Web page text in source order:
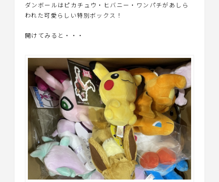
ダンボールはピカチュウ・ヒバニー・ワンパチがあしら
われた可愛らしい特別ボックス！
開けてみると・・・